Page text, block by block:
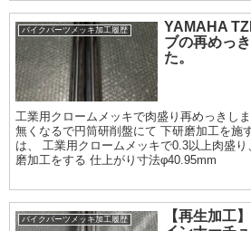
バイクパーツメッキ加工履歴
YAMAHA
ブの再めっ
た。
工業用クロームメッキで肉盛り再めっきし
無くなるで円筒研削盤にて 下研磨加工を施
は、 工業用クロームメッキで0.3以上肉盛
磨加工をする 仕上がり寸法φ40.95mm
バイクパーツメッキ加工履歴
【再生加工